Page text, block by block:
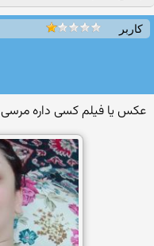
کاربر
عکس یا فیلم کسی داره مرسی